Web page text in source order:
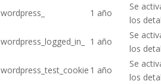
wordpress_
1 año
Se
los
wordpress_logged_in_
1 año
Se
los
wordpress_test_cookie 1 año
Se
los